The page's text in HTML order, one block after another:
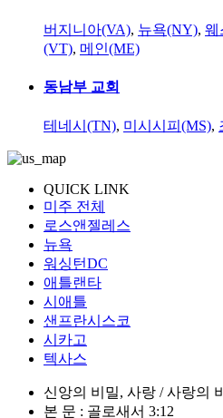
버지니아(VA), 뉴욕(NY), 웨
(VT), 메인(ME)
동남부 교회
테네시(TN), 미시시피(MS),
QUICK LINK
미주 전체
로스앤젤레스
뉴욕
워싱턴DC
애틀랜타
시애틀
샌프란시스코
시카고
텍사스
신앙의 비밀, 사랑 / 사랑의
본 문 : 골로새서 3:12